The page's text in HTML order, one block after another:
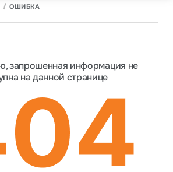
ОШИБКА
запрошенная информация не
на данной странице